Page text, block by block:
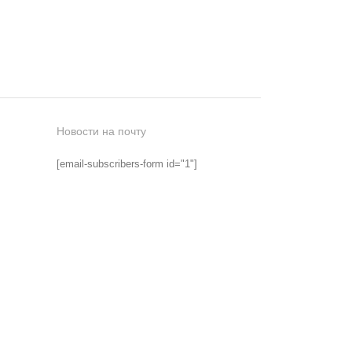
Новости на почту
[email-subscribers-form id="1"]